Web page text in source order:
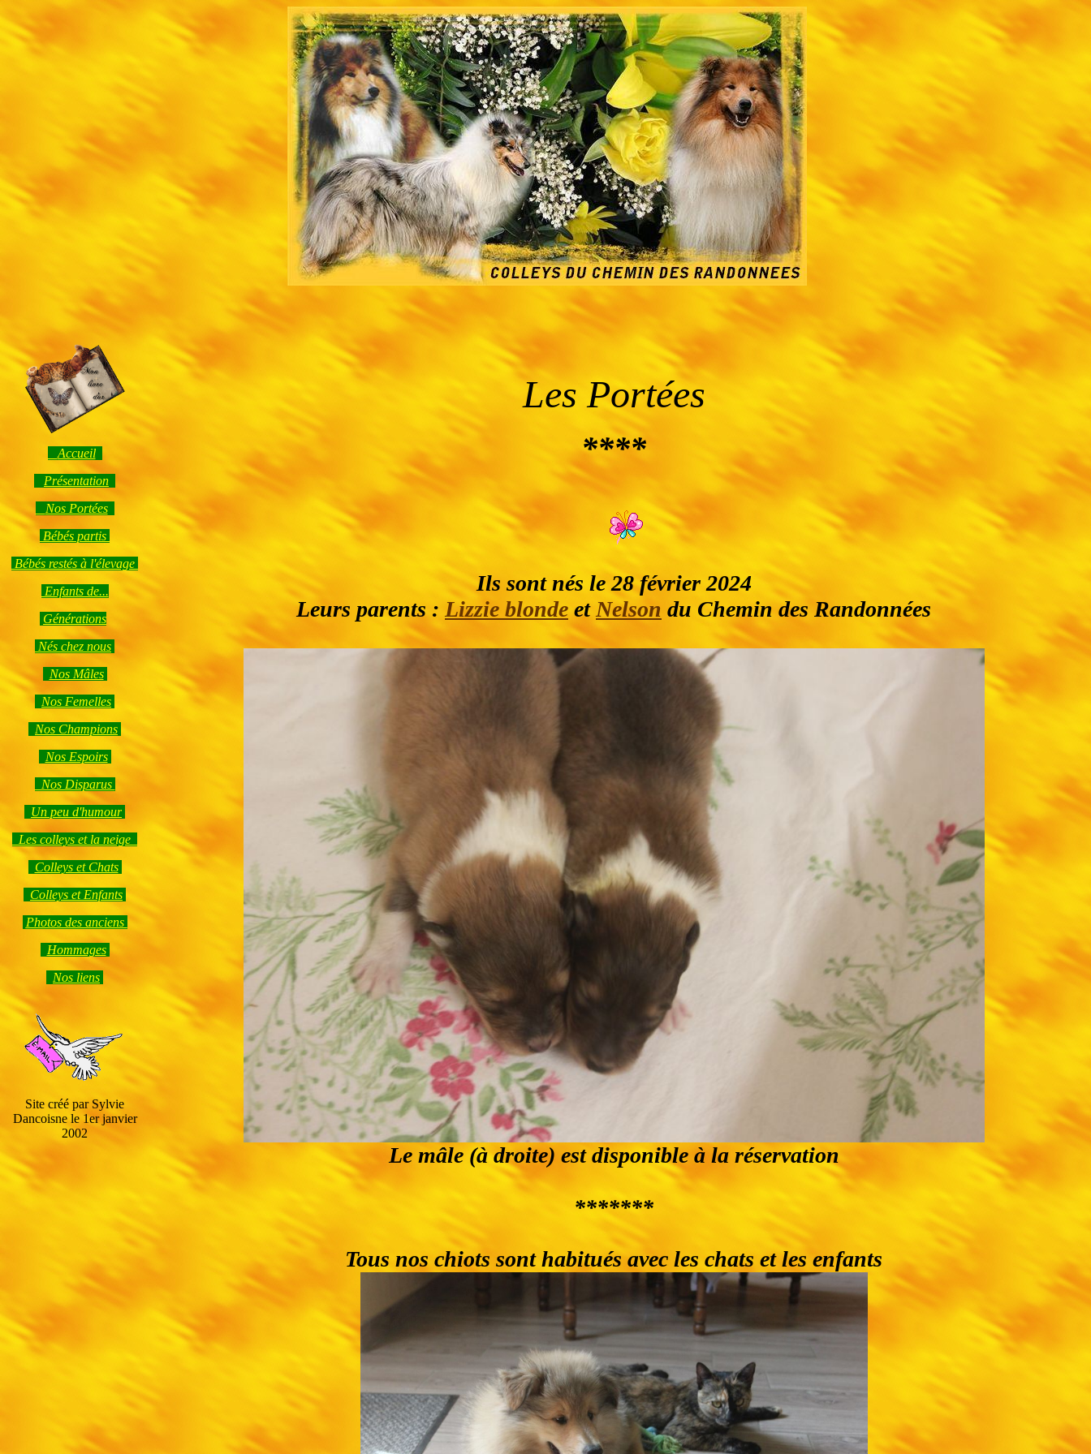
Accueil
Présentation
Nos Portées
Bébés partis
Bébés restés à l'élevage
Enfants de...
Générations
Nés chez nous
Nos Mâles
Nos Femelles
Nos Champions
Nos Espoirs
Nos Disparus
Un peu d'humour
Les colleys et la neige
Colleys et Chats
Colleys et Enfants
Photos des anciens
Hommages
Nos liens
Site créé par Sylvie
Dancoisne le 1er janvier
2002
Les Portées
****
Ils sont nés le 28 février 2024
Leurs parents : Lizzie blonde etNelson du Chemin des Randonnées
Le mâle (à droite) est disponible à la réservation
*******
Tous nos chiots sont habitués avec les chats et les enfants